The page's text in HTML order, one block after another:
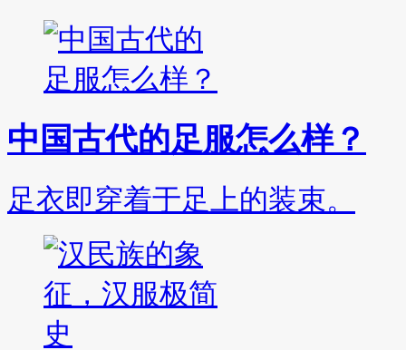
中国古代的足服怎么样？
足衣即穿着于足上的装束。